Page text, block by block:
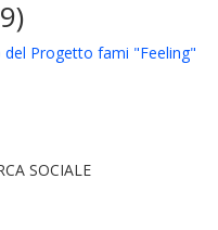
del Progetto fami "Feeling"
SOCIALE